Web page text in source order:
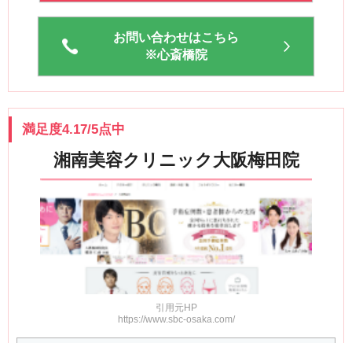
お問い合わせはこちら
※心斎橋院
満足度4.17/5点中
湘南美容クリニック大阪梅田院
引用元HP
https://www.sbc-osaka.com/